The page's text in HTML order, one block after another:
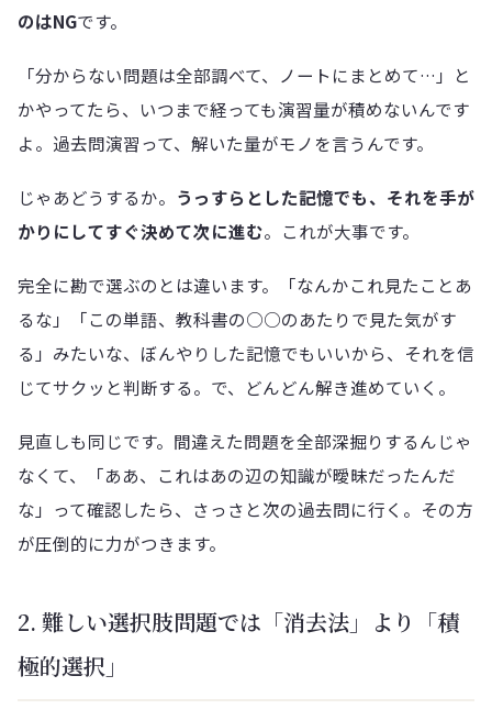
のはNGです。
「分からない問題は全部調べて、ノートにまとめて…」と
かやってたら、いつまで経っても演習量が積めないんです
よ。過去問演習って、解いた量がモノを言うんです。
じゃあどうするか。 うっすらとした記憶でも、それを手が
かりにしてすぐ決めて次に進む。これが大事です。
完全に勘で選ぶのとは違います。「なんかこれ見たことあ
るな」「この単語、教科書の○○のあたりで見た気がす
る」みたいな、ぼんやりした記憶でもいいから、それを信
じてサクッと判断する。で、どんどん解き進めていく。
見直しも同じです。間違えた問題を全部深掘りするんじゃ
なくて、「ああ、これはあの辺の知識が曖昧だったんだ
な」って確認したら、さっさと次の過去問に行く。その方
が圧倒的に力がつきます。
2. 難しい選択肢問題では「消去法」より「積
極的選択」